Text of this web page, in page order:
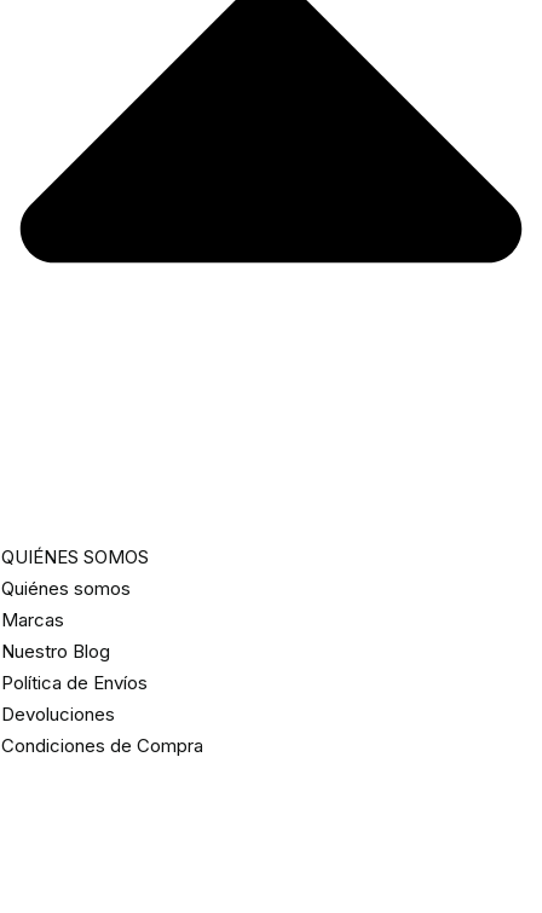
QUIÉNES SOMOS
Quiénes somos
Marcas
Nuestro Blog
Política de Envíos
Devoluciones
Condiciones de Compra